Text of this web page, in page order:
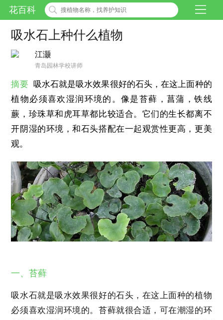
花百科
吸水石上种什么植物
江灏
青岛园林学校讲师
摘要 吸水石就是吸水效果很好的石头，在这上面种的
植物必须喜欢湿润环境的。像是苔藓，菖蒲，铁线
蕨，珍珠草和虎耳草都比较适合。它们的生长都离不
开阴湿的环境，和石头搭配在一起观赏性更高，更美
观。
一、苔藓
吸水石就是吸水效果很好的石头，在这上面种的植物
必须喜欢湿润环境的。苔藓就很合适，可在潮湿的环